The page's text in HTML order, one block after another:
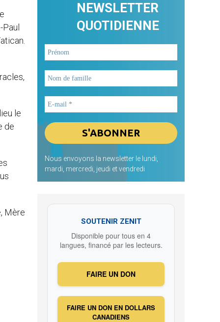
le
de
Mère
NEWSLETTER
QUOTIDIENNE
Nous envoyons la newsletter le lundi,
mardi, mercredi, jeudi et vendredi
SOUTENIR ZENIT
Disponible pour tous en 4
langues, financé par les lecteurs.
FAIRE UN DON
FAIRE UN DON EN DOLLARS
CANADIENS